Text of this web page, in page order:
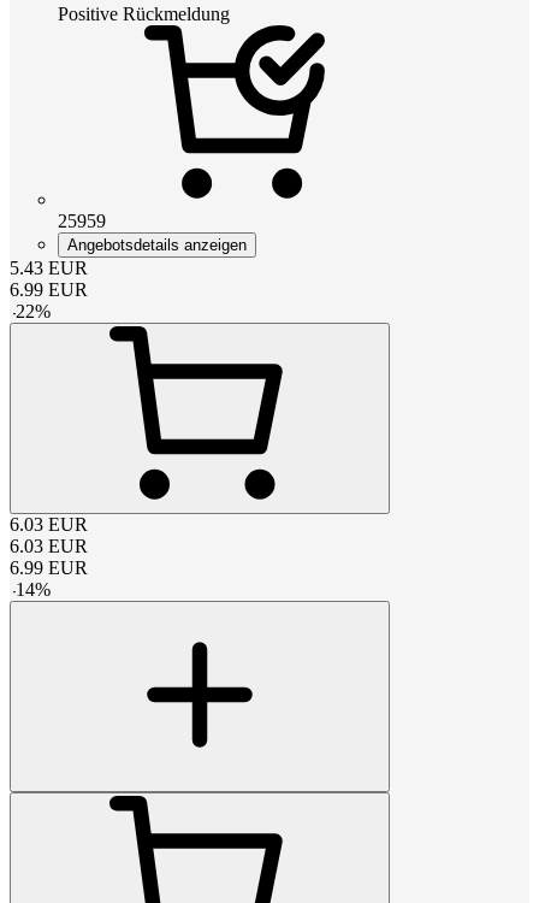
Positive Rückmeldung
25959
Angebotsdetails anzeigen
5.43 EUR
6.99 EUR
-22%
6.03 EUR
6.03 EUR
6.99 EUR
-14%